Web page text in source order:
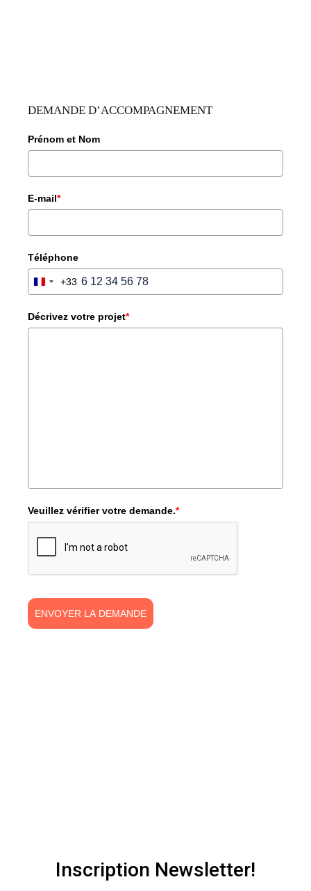
DEMANDE D’ACCOMPAGNEMENT
Prénom et Nom
E-mail*
Téléphone
FRANCE
+33
Décrivez votre projet*
Veuillez vérifier votre demande.*
ENVOYER LA DEMANDE
Inscription Newsletter!